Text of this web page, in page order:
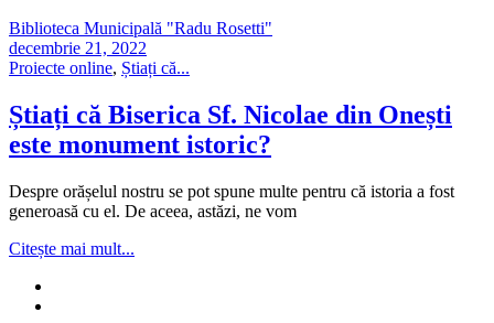
Biblioteca Municipală "Radu Rosetti"
decembrie 21, 2022
Proiecte online, Știați că...
Știați că Biserica Sf. Nicolae din Onești
este monument istoric?
Despre orășelul nostru se pot spune multe pentru că istoria a fost
generoasă cu el. De aceea, astăzi, ne vom
Citește mai mult...